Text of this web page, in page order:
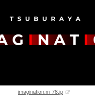
imagination.m-78.jp